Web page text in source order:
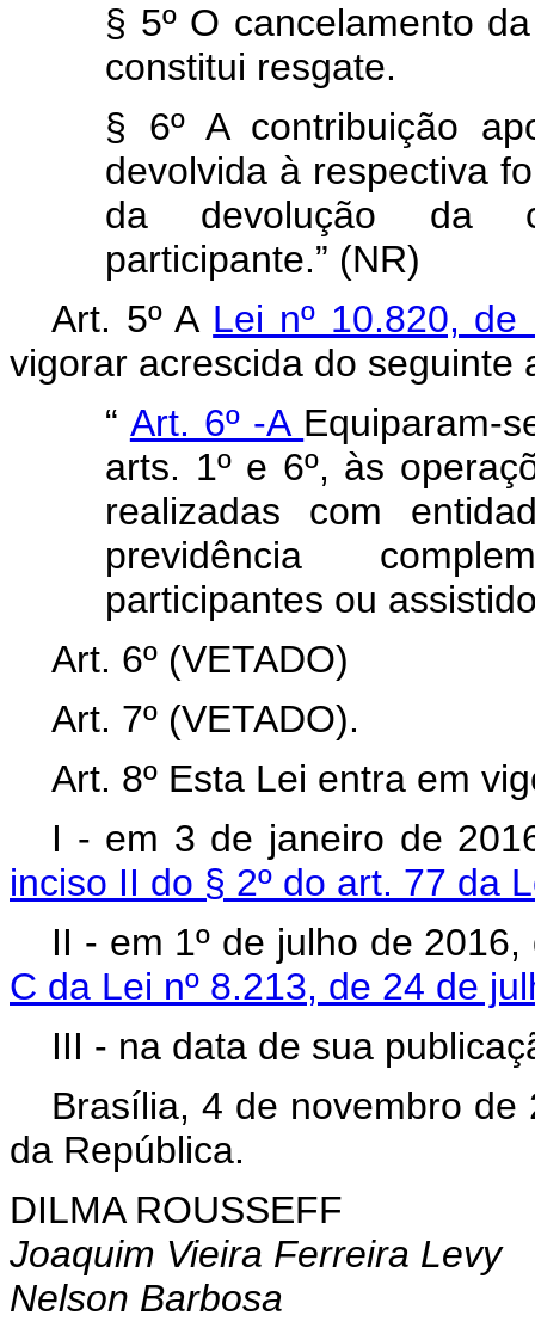
§ 5º O cancelamento
constitui resgate.
§ 6º A contribuição
devolvida à respectiva
da devolução da
participante.” (NR)
Art. 5º A Lei nº 10.820,
vigorar acrescida do seguinte
“ Art. 6º -A Equiparam-
arts. 1º e 6º, às
realizadas com
previdência
participantes ou
Art. 6º (VETADO)
Art. 7º (VETADO).
Art. 8º Esta Lei entra em
I - em 3 de janeiro de
inciso II do § 2º do art. 77 da
II - em 1º de julho de
C da Lei nº 8.213, de 24 de
III - na data de sua
Brasília, 4 de novembro de
da República.
DILMA ROUSSEFF
Joaquim Vieira Ferreira Levy
Nelson Barbosa